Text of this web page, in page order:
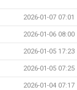
2026-01-07 07:01
2026-01-06 08:00
2026-01-05 17:23
2026-01-05 07:25
2026-01-04 07:17